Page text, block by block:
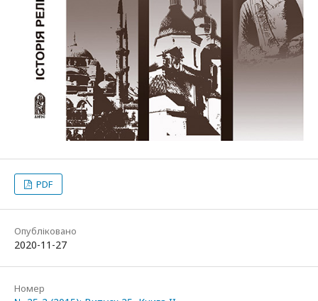
PDF
Опубліковано
2020-11-27
Номер